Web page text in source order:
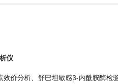
仪
价分析、舒巴坦敏感β-内酰胺酶检